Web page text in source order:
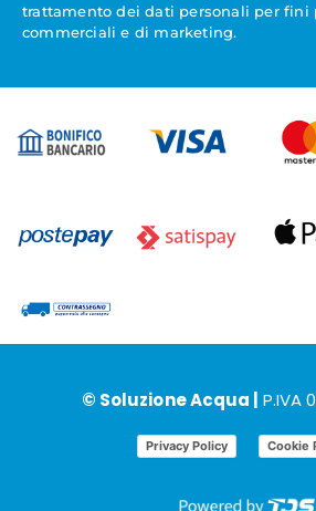
trattamento dei dati personali per fini
commerciali e di marketing.
© Soluzione Acqua | P.IVA
Privacy Policy Cookie